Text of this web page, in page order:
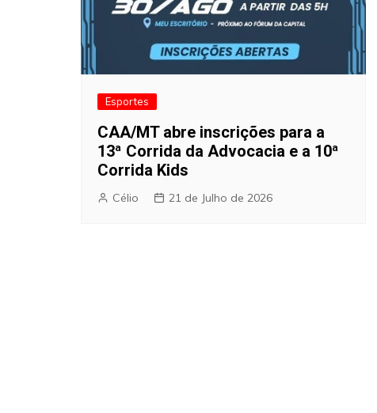
Esportes
CAA/MT abre inscrições para a
13ª Corrida da Advocacia e a 10ª
Corrida Kids
Célio 21 de Julho de 2026